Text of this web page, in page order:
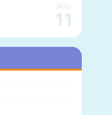
网站
11